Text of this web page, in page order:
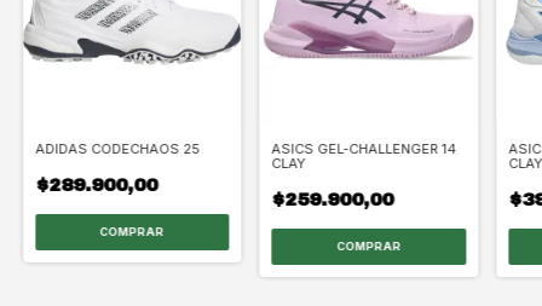
ADIDAS CODECHAOS 25
$289.900,00
COMPRAR
ASICS GEL-CHALLENGER 14
CLAY
$259.900,00
COMPRAR
CLAY